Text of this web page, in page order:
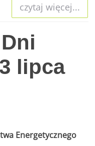
czytaj więcej...
lipca
Energetycznego